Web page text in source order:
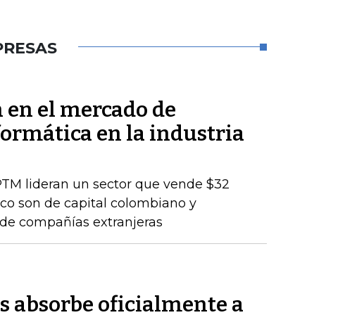
el mercado de
en la industria
lideran un sector que vende $32
son de capital colombiano y
compañías extranjeras
absorbe oficialmente a